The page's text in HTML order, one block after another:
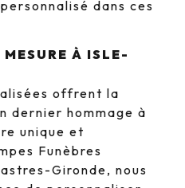
dans ces
MESURE À ISLE-
offrent la
dernier hommage à
unique et
Funèbres
Gironde, nous